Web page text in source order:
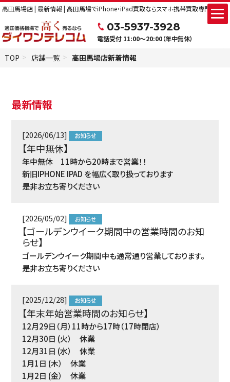
高田馬場店 | 最新情報 | 高田馬場でiPhone・iPad買取ならスマホ携帯買取専門店のダ
03-5937-3928
電話受付 11:00～20:00（年中無休）
TOP 店舗一覧 高田馬場店新着情報
最新情報
[2026/06/13]
【年中無休】
年中無休 11時から20時まで営業！！
新旧IPHONE IPAD を幅広く取り扱っております
是非お立ち寄りください
[2026/05/02]
【ゴールデンウイーク期間中の営業時間のお知
らせ】
ゴールデンウイーク期間中も通常通り営業しております。
是非お立ち寄りください
[2025/12/28]
【年末年始営業時間のお知らせ】
12月29日（月）11時から17時（17時閉店）
12月30日 (火） 休業
12月31日 (水） 休業
1月1日 (木） 休業
1月2日 (金） 休業